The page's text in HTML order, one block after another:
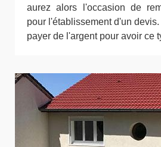
aurez alors l'occasion de
pour l'établissement d'un
payer de l'argent pour avoir ce